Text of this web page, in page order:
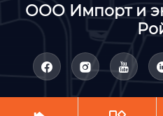
ООО Импорт и
  